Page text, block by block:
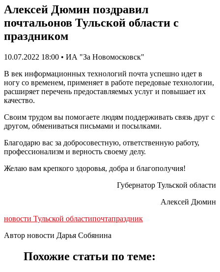
Алексей Дюмин поздравил
почтальонов Тульской области с
праздником
10.07.2022 18:00 • ИА "За Новомосковск"
В век информационных технологий почта успешно идет в
ногу со временем, применяет в работе передовые технологии,
расширяет перечень предоставляемых услуг и повышает их
качество.
Своим трудом вы помогаете людям поддерживать связь друг с
другом, обмениваться письмами и посылками.
Благодарю вас за добросовестную, ответственную работу,
профессионализм и верность своему делу.
Желаю вам крепкого здоровья, добра и благополучия!
Губернатор Тульской области
Алексей Дюмин
новости Тульской областипочтапраздник
Автор новости Дарья Собянина
Похожие статьи по теме: